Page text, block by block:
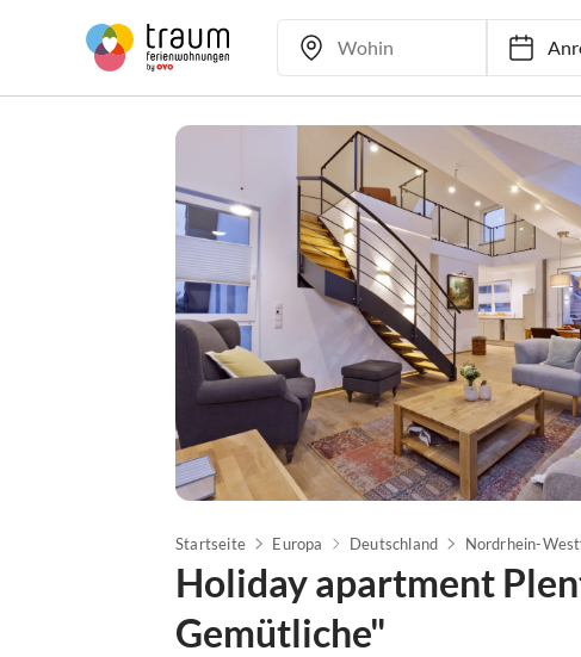
Startseite Europa Deutschland Nordrhein-
Holiday apartment
Gemütliche"